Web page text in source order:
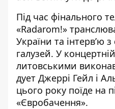
Під час фінального
«Radarom!»
України та інтерв’ю
галузей. У
литовськими
дует Джеррі Гейл і
цього року поїде на
«Євробачення».